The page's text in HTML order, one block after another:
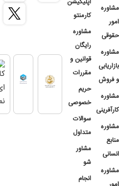
مشاوره
امور
حقوقی
مشاوره
بازاریابی
و فروش
مشاوره
کارآفرینی
مشاوره
منابع
انسانی
مشاوره
کارمنتو
مشاوره
رایگان
قوانین و
مقررات
حریم
خصوصی
سوالات
متداول
مشاور
شو
انجام